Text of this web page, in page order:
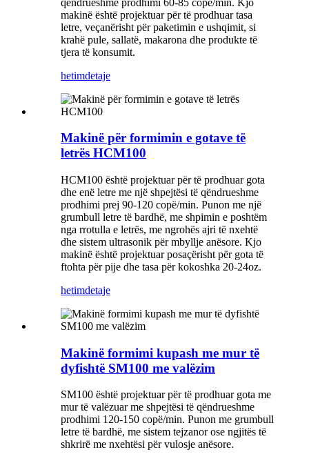
makinë është projektuar për të prodhuar tasa
letre, veçanërisht për paketimin e ushqimit, si
krahë pule, sallatë, makarona dhe produkte të
tjera të konsumit.
hetimdetaje
Makinë për formimin e gotave të
letrës HCM100
HCM100 është projektuar për të prodhuar gota
dhe enë letre me një shpejtësi të qëndrueshme
prodhimi prej 90-120 copë/min. Punon me një
grumbull letre të bardhë, me shpimin e poshtëm
nga rrotulla e letrës, me ngrohës ajri të nxehtë
dhe sistem ultrasonik për mbyllje anësore. Kjo
makinë është projektuar posaçërisht për gota të
ftohta për pije dhe tasa për kokoshka 20-24oz.
hetimdetaje
Makinë formimi kupash me mur të
dyfishtë SM100 me valëzim
SM100 është projektuar për të prodhuar gota me
mur të valëzuar me shpejtësi të qëndrueshme
prodhimi 120-150 copë/min. Punon me grumbull
letre të bardhë, me sistem tejzanor ose ngjitës të
shkrirë me nxehtësi për vulosje anësore.